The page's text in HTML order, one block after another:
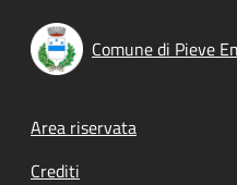
Comune di Pieve
Footer menu
Area riservata
Crediti